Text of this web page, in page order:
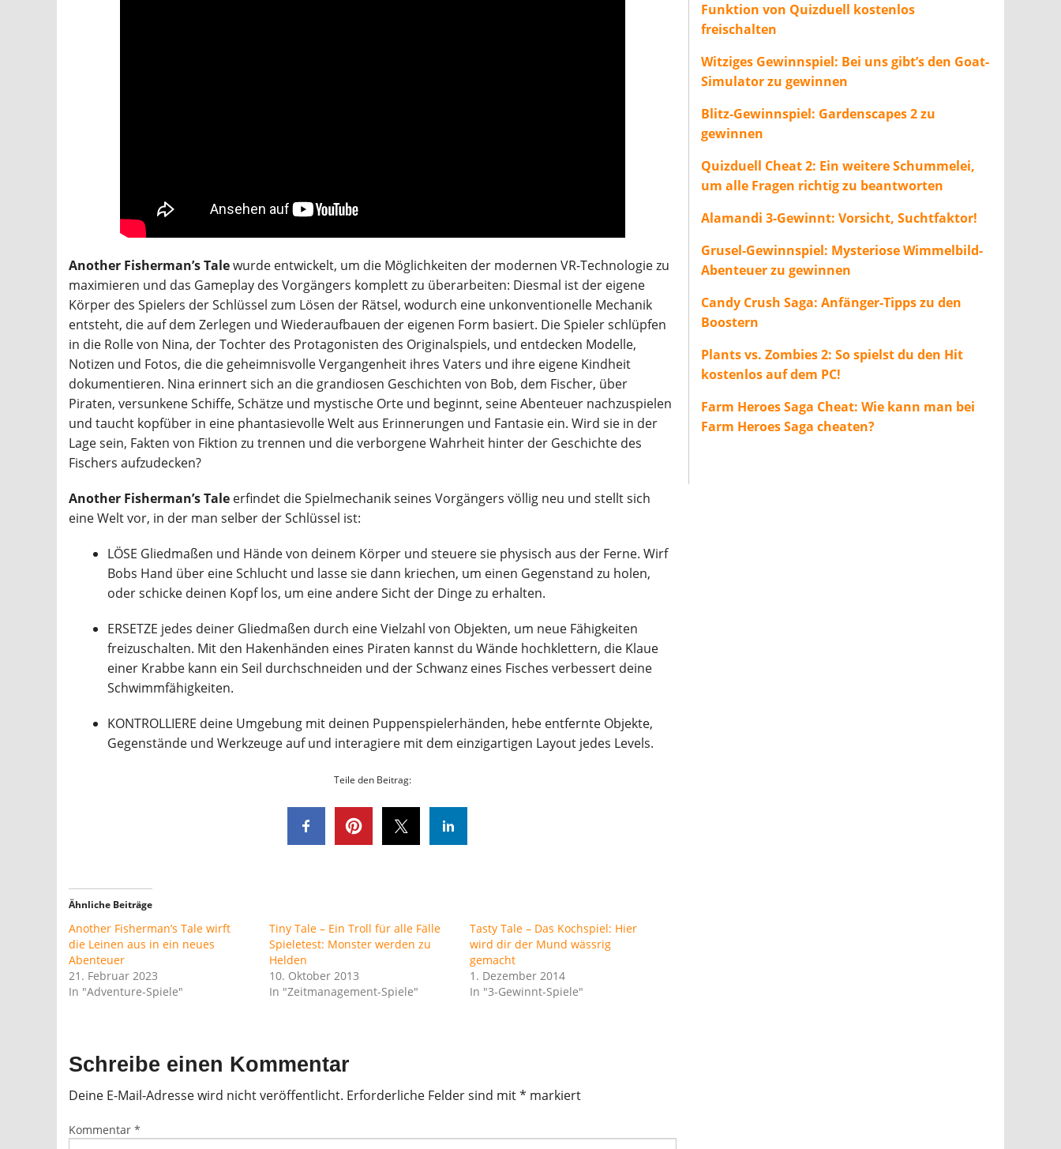
Another Fisherman’s Talewurde entwickelt, um die Möglichkeiten der modernen VR-Technologie zu
maximieren und das Gameplay des Vorgängers komplett zu überarbeiten: Diesmal ist der eigene
Körper des Spielers der Schlüssel zum Lösen der Rätsel, wodurch eine unkonventionelle Mechanik
entsteht, die auf dem Zerlegen und Wiederaufbauen der eigenen Form basiert. Die Spieler schlüpfen
in die Rolle von Nina, der Tochter des Protagonisten des Originalspiels, und entdecken Modelle,
Notizen und Fotos, die die geheimnisvolle Vergangenheit ihres Vaters und ihre eigene Kindheit
dokumentieren. Nina erinnert sich an die grandiosen Geschichten von Bob, dem Fischer, über
Piraten, versunkene Schiffe, Schätze und mystische Orte und beginnt, seine Abenteuer nachzuspielen
und taucht kopfüber in eine phantasievolle Welt aus Erinnerungen und Fantasie ein. Wird sie in der
Lage sein, Fakten von Fiktion zu trennen und die verborgene Wahrheit hinter der Geschichte des
Fischers aufzudecken?
Another Fisherman’s Tale erfindet die Spielmechanik seines Vorgängers völlig neu und stellt sich
eine Welt vor, in der man selber der Schlüssel ist:
LÖSE Gliedmaßen und Hände von deinem Körper und steuere sie physisch aus der Ferne. Wirf
Bobs Hand über eine Schlucht und lasse sie dann kriechen, um einen Gegenstand zu holen,
oder schicke deinen Kopf los, um eine andere Sicht der Dinge zu erhalten.
ERSETZE jedes deiner Gliedmaßen durch eine Vielzahl von Objekten, um neue Fähigkeiten
freizuschalten. Mit den Hakenhänden eines Piraten kannst du Wände hochklettern, die Klaue
einer Krabbe kann ein Seil durchschneiden und der Schwanz eines Fisches verbessert deine
Schwimmfähigkeiten.
KONTROLLIERE deine Umgebung mit deinen Puppenspielerhänden, hebe entfernte Objekte,
Gegenstände und Werkzeuge auf und interagiere mit dem einzigartigen Layout jedes Levels.
Teile den Beitrag:
Ähnliche Beiträge
Another Fisherman’s Tale wirft
die Leinen aus in ein neues
Abenteuer
21. Februar 2023
In "Adventure-Spiele"
Tiny Tale – Ein Troll für alle Fälle
Spieletest: Monster werden zu
Helden
10. Oktober 2013
In "Zeitmanagement-Spiele"
Tasty Tale – Das Kochspiel: Hier
wird dir der Mund wässrig
gemacht
1. Dezember 2014
In "3-Gewinnt-Spiele"
Schreibe einen Kommentar
Deine E-Mail-Adresse wird nicht veröffentlicht. Erforderliche Felder sind mit* markiert
Kommentar *
Funktion von Quizduell kostenlos
freischalten
Witziges Gewinnspiel: Bei uns gibt’s den Goat-
Simulator zu gewinnen
Blitz-Gewinnspiel: Gardenscapes 2 zu
gewinnen
Quizduell Cheat 2: Ein weitere Schummelei,
um alle Fragen richtig zu beantworten
Alamandi 3-Gewinnt: Vorsicht, Suchtfaktor!
Grusel-Gewinnspiel: Mysteriose Wimmelbild-
Abenteuer zu gewinnen
Candy Crush Saga: Anfänger-Tipps zu den
Boostern
Plants vs. Zombies 2: So spielst du den Hit
kostenlos auf dem PC!
Farm Heroes Saga Cheat: Wie kann man bei
Farm Heroes Saga cheaten?